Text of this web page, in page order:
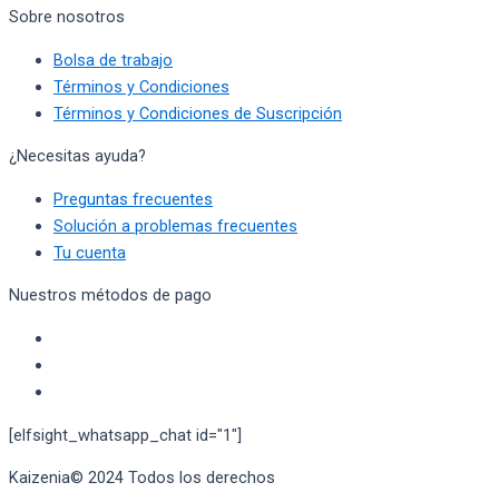
Sobre nosotros
Bolsa de trabajo
Términos y Condiciones
Términos y Condiciones de Suscripción
¿Necesitas ayuda?
Preguntas frecuentes
Solución a problemas frecuentes
Tu cuenta
Nuestros métodos de pago
[elfsight_whatsapp_chat id="1"]
Kaizenia© 2024 Todos los derechos